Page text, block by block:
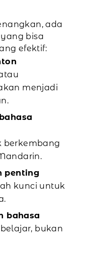
ada
bisa
efektif:
menjadi
berkembang
penting
kunci untuk
bahasa
bukan